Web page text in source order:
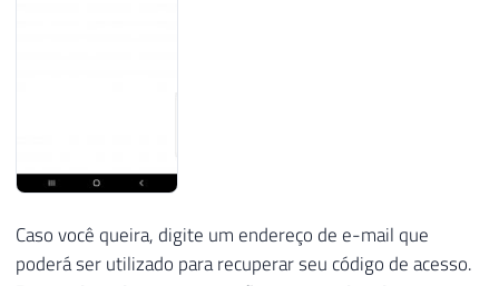
Caso você queira, digite um endereço de e-mail que
poderá ser utilizado para recuperar seu código de acesso.